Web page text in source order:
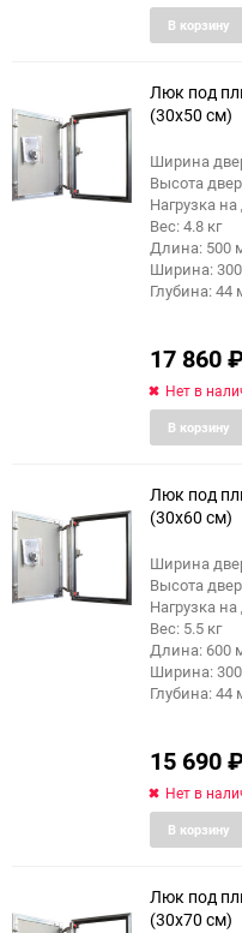
В корзину
еще 4 фото
Люк под
(30x50 см)
Ширина
Высота
Нагрузка на
Вес: 4.8 кг
Длина: 500
Ширина:
Глубина: 44
17 860
Нет в
В корзину
еще 4 фото
Люк под
(30x60 см)
Ширина
Высота
Нагрузка на
Вес: 5.5 кг
Длина: 600
Ширина:
Глубина: 44
15 690
Нет в
В корзину
Люк под
(30x70 см)